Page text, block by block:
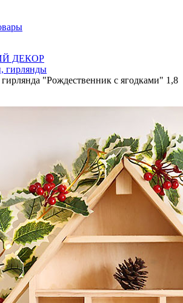
ДЕКОР
гирлянды
"Рождественник с ягодками" 1,8